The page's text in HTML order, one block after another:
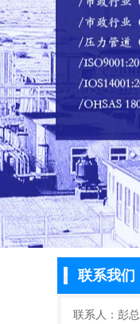
联系我们
联系人：彭总